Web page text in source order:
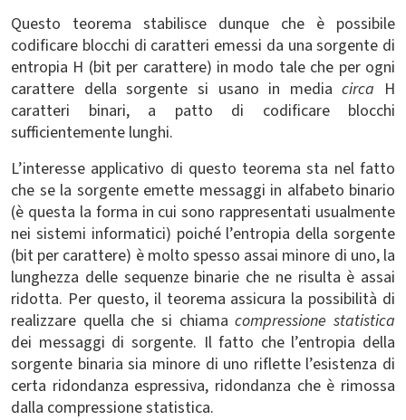
Questo teorema stabilisce dunque che è possibile
codificare blocchi di caratteri emessi da una sorgente di
entropia H (bit per carattere) in modo tale che per ogni
carattere della sorgente si usano in mediacirca H
caratteri binari, a patto di codificare blocchi
sufficientemente lunghi.
L’interesse applicativo di questo teorema sta nel fatto
che se la sorgente emette messaggi in alfabeto binario
(è questa la forma in cui sono rappresentati usualmente
nei sistemi informatici) poiché l’entropia della sorgente
(bit per carattere) è molto spesso assai minore di uno, la
lunghezza delle sequenze binarie che ne risulta è assai
ridotta. Per questo, il teorema assicura la possibilità di
realizzare quella che si chiamacompressione statistica
dei messaggi di sorgente. Il fatto che l’entropia della
sorgente binaria sia minore di uno riflette l’esistenza di
certa ridondanza espressiva, ridondanza che è rimossa
dalla compressione statistica.